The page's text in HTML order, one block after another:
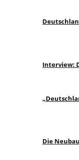
Interview:
Die